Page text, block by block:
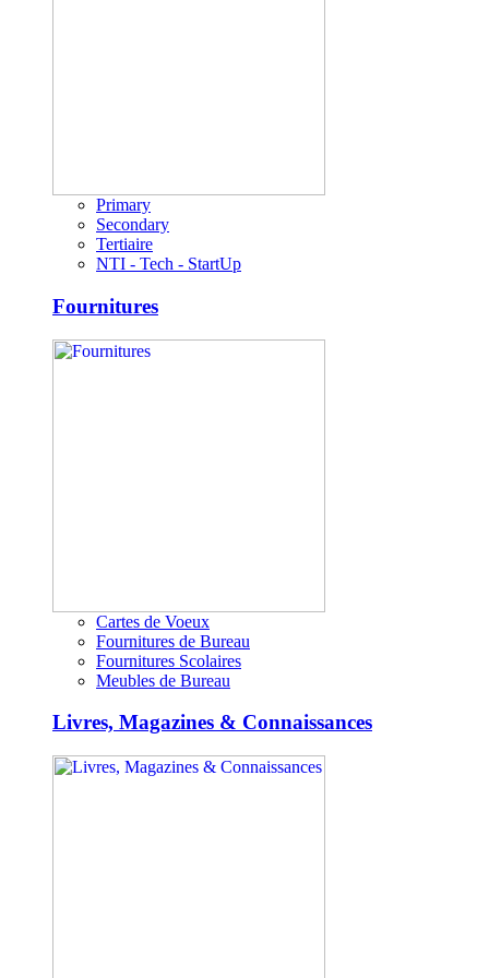
Primary
Secondary
Tertiaire
NTI - Tech - StartUp
Fournitures
Cartes de Voeux
Fournitures de Bureau
Fournitures Scolaires
Meubles de Bureau
Livres, Magazines & Connaissances